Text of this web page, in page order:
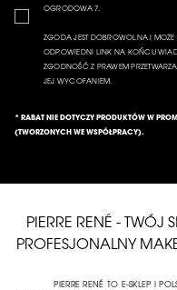
OGRODOWA 7.
ZGODA JEST DOBROWOLNA I
ODPOWIEDNI LINK NA KOŃCU
ZGODNOŚĆ Z PRAWEM
JEJ WYCOFANIEM.
* RABAT NIE DOTYCZY PRODUKTÓW W
(TWORZONYCH WE WSPÓŁPRACY).
PIERRE RENÉ - TWÓJ
PROFESJONALNY
PIERRE RENÉ TO E-SKLEP I